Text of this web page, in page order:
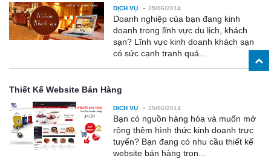
DỊCH VỤ - 25/06/2014
Doanh nghiệp của bạn đang kinh
doanh trong lĩnh vực du lịch, khách
sạn? Lĩnh vực kinh doanh khách sạn
có sức cạnh tranh quá...
Thiết Kế Website Bán Hàng
DỊCH VỤ - 25/06/2014
Bạn có nguồn hàng hóa và muốn mở
rộng thêm hình thức kinh doanh trực
tuyến? Bạn đang có nhu cầu thiết kế
website bán hàng trọn...